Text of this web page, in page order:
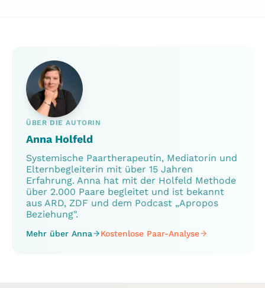
ÜBER DIE AUTORIN
Anna Holfeld
Systemische Paartherapeutin, Mediatorin und
Elternbegleiterin mit über 15 Jahren
Erfahrung. Anna hat mit der Holfeld Methode
über 2.000 Paare begleitet und ist bekannt
aus ARD, ZDF und dem Podcast „Apropos
Beziehung".
Mehr über Anna Kostenlose Paar-Analyse